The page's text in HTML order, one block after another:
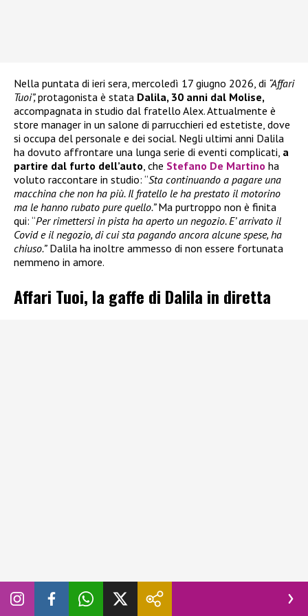
Nella puntata di ieri sera, mercoledì 17 giugno 2026, di “Affari
Tuoi”,protagonista è stata Dalila, 30 anni dal Molise,
accompagnata in studio dal fratello Alex. Attualmente è
store manager in un salone di parrucchieri ed estetiste, dove
si occupa del personale e dei social. Negli ultimi anni Dalila
ha dovuto affrontare una lunga serie di eventi complicati, a
partire dal furto dell’auto , che Stefano De Martino ha
voluto raccontare in studio: “Sta continuando a pagare una
macchina che non ha più. Il fratello le ha prestato il motorino
ma le hanno rubato pure quello.”Ma purtroppo non è finita
qui: “Per rimettersi in pista ha aperto un negozio. E’ arrivato il
Covid e il negozio, di cui sta pagando ancora alcune spese, ha
chiuso.”Dalila ha inoltre ammesso di non essere fortunata
nemmeno in amore.
Affari Tuoi, la gaffe di Dalila in diretta